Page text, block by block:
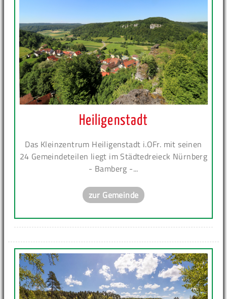
Heiligenstadt
Das Kleinzentrum Heiligenstadt i.OFr. mit seinen
24 Gemeindeteilen liegt im Städtedreieck Nürnberg
- Bamberg -...
zur Gemeinde